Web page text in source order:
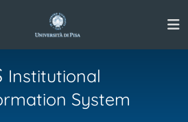
Institutional
System